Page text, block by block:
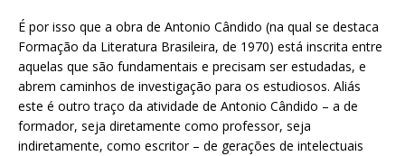
É por isso que a obra de Antonio Cândido (na qual se destaca
Formação da Literatura Brasileira, de 1970) está inscrita entre
aquelas que são fundamentais e precisam ser estudadas, e
abrem caminhos de investigação para os estudiosos. Aliás
este é outro traço da atividade de Antonio Cândido – a de
formador, seja diretamente como professor, seja
indiretamente, como escritor – de gerações de intelectuais